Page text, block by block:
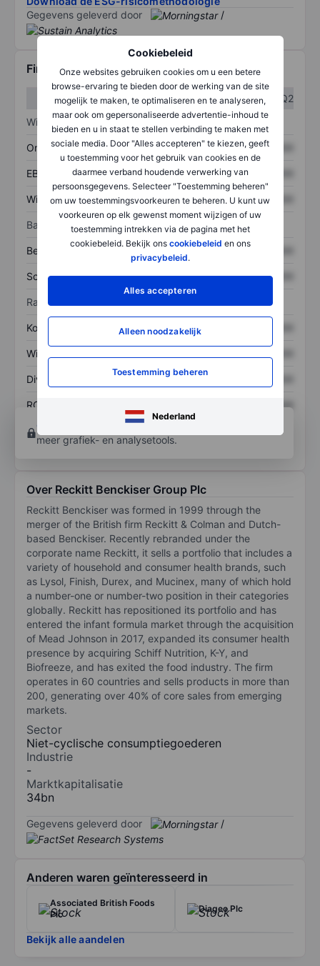
Cookiebeleid
Onze websites gebruiken cookies om u een betere
browse-ervaring te bieden door de werking van de site
mogelijk te maken, te optimaliseren en te analyseren,
maar ook om gepersonaliseerde advertentie-inhoud te
bieden en u in staat te stellen verbinding te maken met
sociale media. Door "Alles accepteren" te kiezen, geeft
u toestemming voor het gebruik van cookies en de
daarmee verband houdende verwerking van
persoonsgegevens. Selecteer "Toestemming beheren"
om uw toestemmingsvoorkeuren te beheren. U kunt uw
voorkeuren op elk gewenst moment wijzigen of uw
toestemming intrekken via de pagina met het
cookiebeleid. Bekijk ons cookiebeleid en ons
privacybeleid.
Alles accepteren
Alleen noodzakelijk
Toestemming beheren
Nederland
Gegevens geleverd door
/
Financiële gegevens
Q1
Q2
Winst/verlies
Omzet XXXXXXX XXXXXXX
EBITDA XXXXXXX
Winst XXXXXXX XXXXXXX
Balans
Bezittingen XXXXXXX XXXXXXX
Schulden XXXXXXX XXXXXXX
Ratio's
Koers/omzetratio XXXXXXX
Winst per aandeel
Dividend per aandeel XXXXXXX
ROE
XXXXXXX
Open een rekeningom toegang te krijgen tot
meer grafiek- en analysetools.
Over Reckitt Benckiser Group Plc
Reckitt Benckiser was formed in 1999 through the
merger of the British firm Reckitt & Colman and Dutch-
based Benckiser. Recently rebranded under the
corporate name Reckitt, it sells a portfolio that includes a
variety of household and consumer health brands, such
as Lysol, Finish, Durex, and Mucinex, many of which hold
a number-one or number-two position in their categories
globally. Reckitt has repositioned its portfolio and has
entered the infant formula market through the acquisition
of Mead Johnson in 2017, expanded its consumer health
presence by acquiring Schiff Nutrition, K-Y, and
Biofreeze, and has exited the food industry. The firm
operates in 60 countries and sells products in more than
200, generating over 40% of core sales from emerging
markets.
Sector
Niet-cyclische consumptiegoederen
Industrie
-
Marktkapitalisatie
34bn
Gegevens geleverd door /
Anderen waren geïnteresseerd in
Associated British Foods
Plc
Diageo Plc
Bekijk alle aandelen